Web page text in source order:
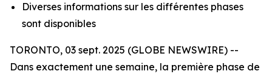
Diverses informations sur les différentes phases
sont disponibles
TORONTO, 03 sept. 2025 (GLOBE NEWSWIRE) --
Dans exactement une semaine, la première phase de